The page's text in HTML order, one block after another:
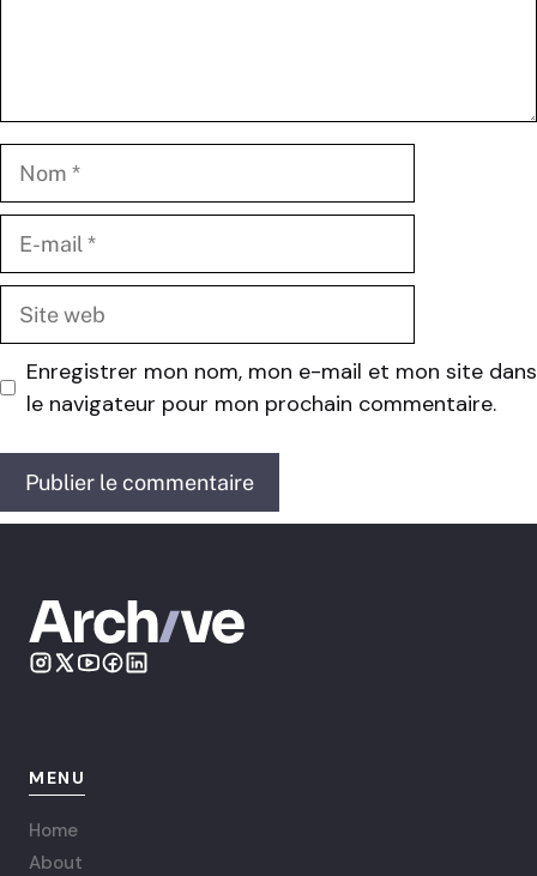
mail
web
Enregistrer mon nom, mon e-mail et mon site dans
le navigateur pour mon prochain commentaire.
MENU
Home
About